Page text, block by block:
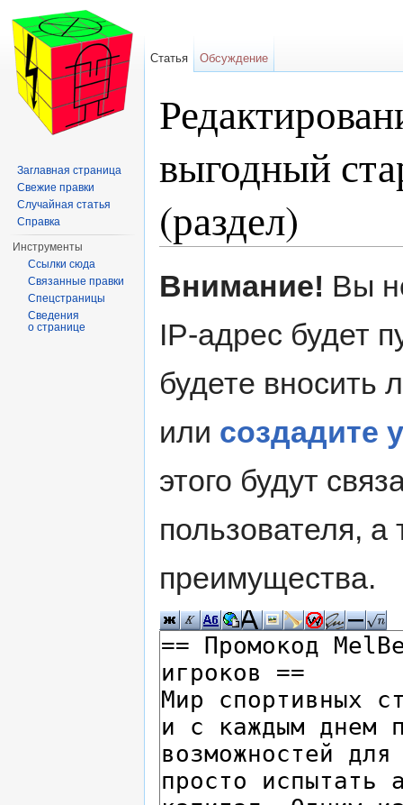
выгодный
(раздел)
Внимание! Вы
IP-адрес будет
будете
или создадите
этого будут
пользователя, а
преимущества.
Статья Обсуждение
Заглавная страница
Свежие правки
Случайная статья
Справка
Инструменты
Ссылки сюда
Связанные правки
Спецстраницы
Сведения
о странице